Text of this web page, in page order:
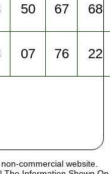
50 67 68
07 76 22
commercial website.